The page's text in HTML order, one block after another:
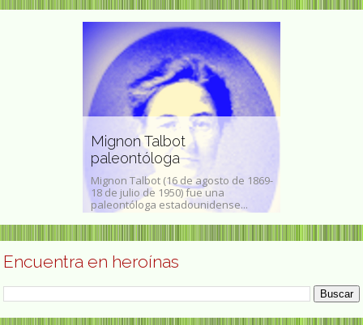
Mignon Talbot
paleontóloga
Mignon Talbot (16 de agosto de 1869-
18 de julio de 1950) fue una
paleontóloga estadounidense...
Encuentra en heroínas